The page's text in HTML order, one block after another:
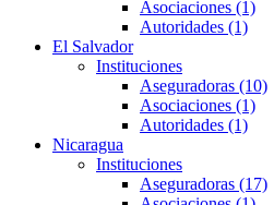
Asociaciones (1)
Autoridades (1)
El Salvador
Instituciones
Aseguradoras (10)
Asociaciones (1)
Autoridades (1)
Nicaragua
Instituciones
Aseguradoras (17)